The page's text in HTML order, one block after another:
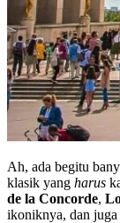
Ah, ada begitu
klasik yang harus
de la Concorde,
ikoniknya, dan juga